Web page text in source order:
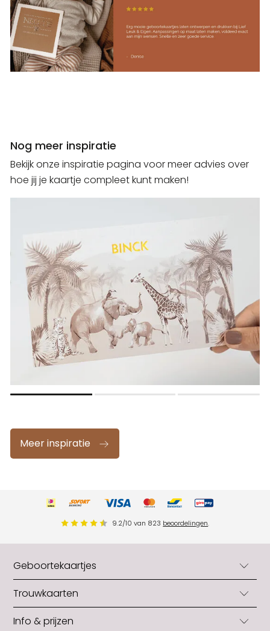
Nog meer inspiratie
Bekijk onze inspiratie pagina voor meer advies over
hoe jij je kaartje compleet kunt maken!
Meer inspiratie
9.2/10 van 823 beoordelingen.
Geboortekaartjes
Geboortekaartjes
Geboortekaartjes jongens
Geboortekaartjes meisjes
Trouwkaarten
Trouwkaarten
Info & prijzen